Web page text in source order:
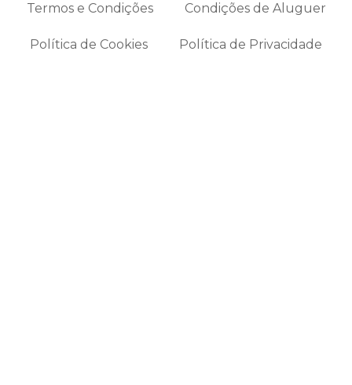
Termos e Condições
Condições de Aluguer
Política de Cookies Política de Privacidade